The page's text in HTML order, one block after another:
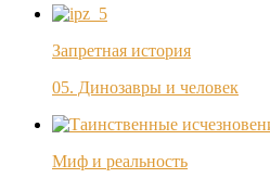
Запретная история
05. Динозавры и человек
Миф и реальность